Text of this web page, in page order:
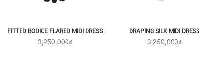
FITTED BODICE FLARED MIDI DRESS
3,250,000₫
DRAPING SILK MIDI DRESS
3,250,000₫